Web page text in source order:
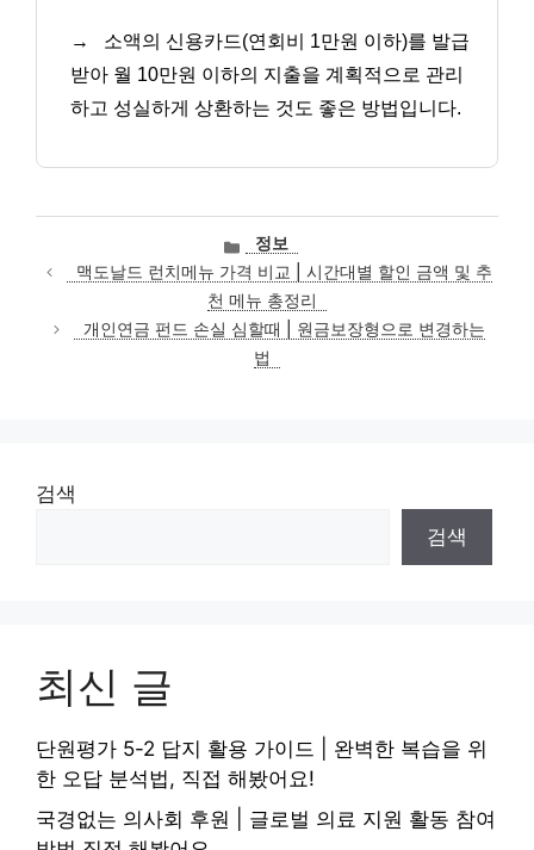
→
소액의 신용카드(연회비 1만원 이하)를 발급
받아 월 10만원 이하의 지출을 계획적으로 관리
하고 성실하게 상환하는 것도 좋은 방법입니다.
카
테
고
리
정보
맥도날드 런치메뉴 가격 비교 | 시간대별 할인 금액 및 추
천 메뉴 총정리
개인연금 펀드 손실 심할때 | 원금보장형으로 변경하는
법
검색
검색
최신 글
단원평가 5-2 답지 활용 가이드 | 완벽한 복습을 위
한 오답 분석법, 직접 해봤어요!
국경없는 의사회 후원 | 글로벌 의료 지원 활동 참여